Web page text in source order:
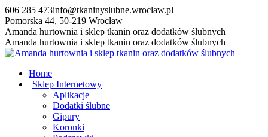
Przewiń
do
zawartości
606 285 473info@tkaninyslubne.wroclaw.pl
Pomorska 44, 50-219 Wrocław
Facebook
page
opens
new
window
Amanda hurtownia i sklep tkanin oraz dodatków ślubnych
Amanda hurtownia i sklep tkanin oraz dodatków ślubnych
Home
Sklep Internetowy
Aplikacje
Dodatki ślubne
Gipury
Koronki